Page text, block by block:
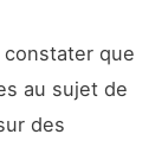
que
au sujet de
des